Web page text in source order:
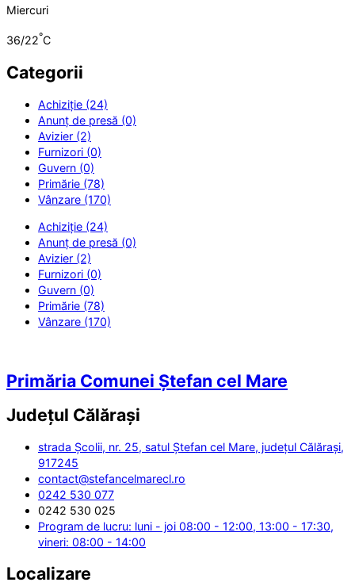
Miercuri
36/22°C
Categorii
Achiziție (24)
Anunț de presă (0)
Avizier (2)
Furnizori (0)
Guvern (0)
Primărie (78)
Vânzare (170)
Achiziție (24)
Anunț de presă (0)
Avizier (2)
Furnizori (0)
Guvern (0)
Primărie (78)
Vânzare (170)
Primăria Comunei Ștefan cel Mare
Județul Călărași
strada Școlii, nr. 25, satul Ștefan cel Mare, județul Călărași,
917245
contact@stefancelmarecl.ro
0242 530 077
0242 530 025
Program de lucru: luni - joi 08:00 - 12:00, 13:00 - 17:30,
vineri: 08:00 - 14:00
Localizare